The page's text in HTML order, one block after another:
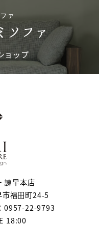
ョップ
諫早本店
福田町24-5
0957-22-9793
18:00